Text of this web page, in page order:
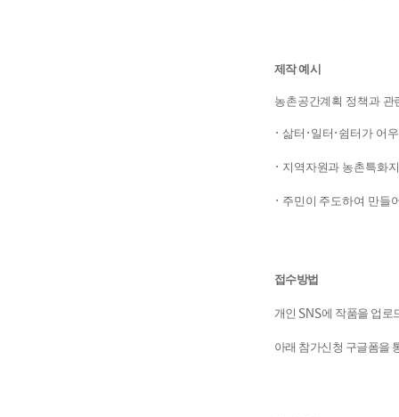
제작 예시
농촌공간계획 정책과 관
· 삶터 · 일터 · 쉼터가 어
· 지역자원과 농촌특화
· 주민이 주도하여 만들
접수방법
개인SNS에 작품을 업로
아래 참가신청 구글폼을